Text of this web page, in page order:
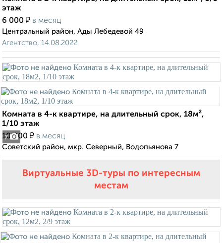
этаж
6 000 ₽ в месяц
Центральный район, Ады Лебедевой 49
Агентство, 14.08.2022
7
Комната в 4-к квартире, на длительный срок, 18м²,
1/10 этаж
10 000 ₽ в месяц
Советский район, мкр. Северный, Водопьянова 7
Виртуальные 3D-туры по интересным
местам